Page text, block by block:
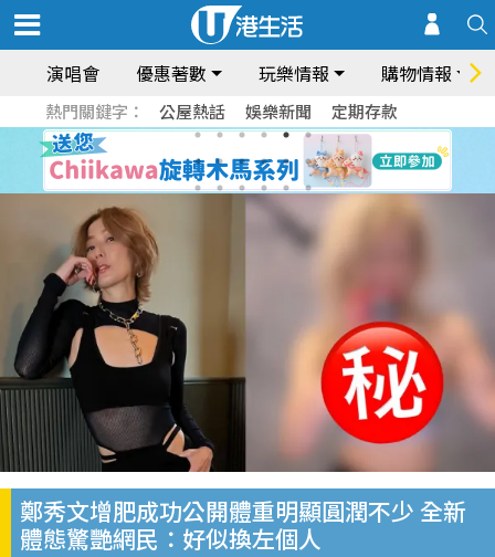
演唱會 優惠著數 玩樂情報 購物情報
熱門關鍵字： 公屋熱話 娛樂新聞 定期存款
鄭秀文增肥成功公開體重明顯圓潤不少 全新
體態驚艷網民：好似換左個人